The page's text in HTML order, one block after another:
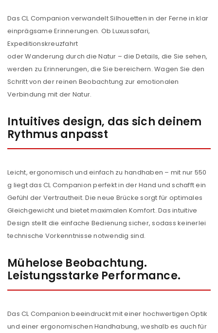
Das CL Companion verwandelt Silhouetten in der Ferne in klar
einprägsame Erinnerungen. Ob Luxussafari,
Expeditionskreuzfahrt
oder Wanderung durch die Natur – die Details, die Sie sehen,
werden zu Erinnerungen, die Sie bereichern. Wagen Sie den
Schritt von der reinen Beobachtung zur emotionalen
Verbindung mit der Natur.
Intuitives design, das sich deinem
Rythmus anpasst
Leicht, ergonomisch und einfach zu handhaben – mit nur 550
g liegt das CL Companion perfekt in der Hand und schafft ein
Gefühl der Vertrautheit. Die neue Brücke sorgt für optimales
Gleichgewicht und bietet maximalen Komfort. Das intuitive
Design stellt die einfache Bedienung sicher, sodass keinerlei
technische Vorkenntnisse notwendig sind.
Mühelose Beobachtung.
Leistungsstarke Performance.
Das CL Companion beeindruckt mit einer hochwertigen Optik
und einer ergonomischen Handhabung, weshalb es auch für